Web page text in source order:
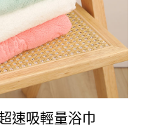
速吸輕量浴巾